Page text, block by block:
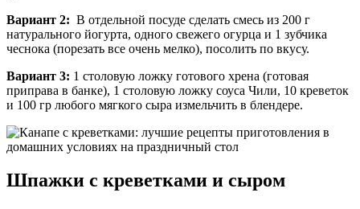
Вариант 2: В отдельной посуде сделать смесь из 200 г
натурального йогурта, одного свежего огурца и 1 зубчика
чеснока (порезать все очень мелко), посолить по вкусу.
Вариант 3: 1 столовую ложку готового хрена (готовая
приправа в банке), 1 столовую ложку соуса Чили, 10 креветок
и 100 гр любого мягкого сыра измельчить в блендере.
Шпажки с креветками и сыром